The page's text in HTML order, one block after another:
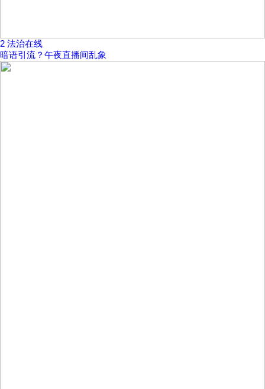
2 法治在线
暗语引流？午夜直播间乱象